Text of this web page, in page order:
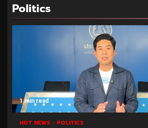
Politics
1 min read
HOT NEWS POLITICS